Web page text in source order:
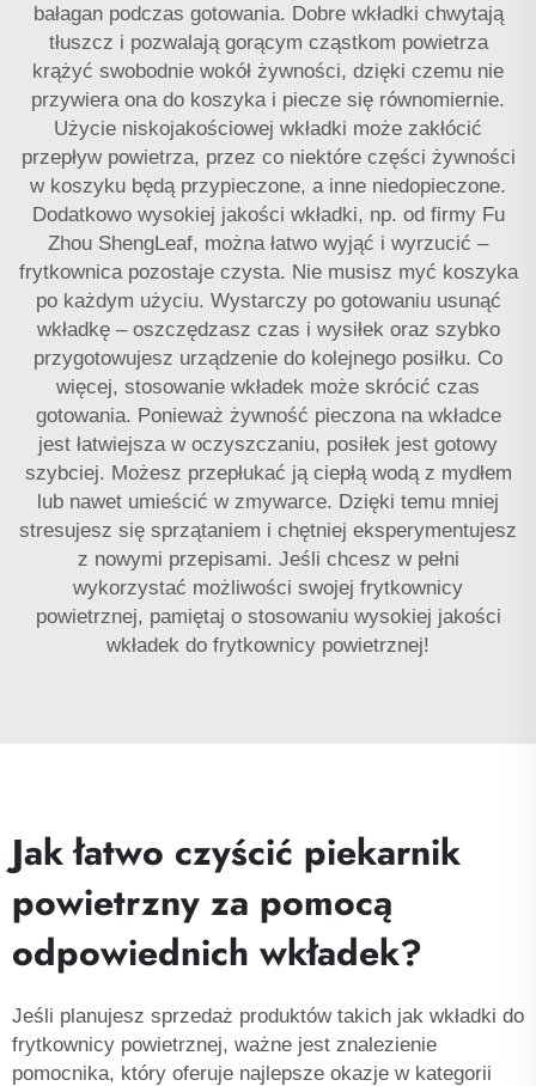
bałagan podczas gotowania. Dobre wkładki chwytają
tłuszcz i pozwalają gorącym cząstkom powietrza
krążyć swobodnie wokół żywności, dzięki czemu nie
przywiera ona do koszyka i piecze się równomiernie.
Użycie niskojakościowej wkładki może zakłócić
przepływ powietrza, przez co niektóre części żywności
w koszyku będą przypieczone, a inne niedopieczone.
Dodatkowo wysokiej jakości wkładki, np. od firmy Fu
Zhou ShengLeaf, można łatwo wyjąć i wyrzucić –
frytkownica pozostaje czysta. Nie musisz myć koszyka
po każdym użyciu. Wystarczy po gotowaniu usunąć
wkładkę – oszczędzasz czas i wysiłek oraz szybko
przygotowujesz urządzenie do kolejnego posiłku. Co
więcej, stosowanie wkładek może skrócić czas
gotowania. Ponieważ żywność pieczona na wkładce
jest łatwiejsza w oczyszczaniu, posiłek jest gotowy
szybciej. Możesz przepłukać ją ciepłą wodą z mydłem
lub nawet umieścić w zmywarce. Dzięki temu mniej
stresujesz się sprzątaniem i chętniej eksperymentujesz
z nowymi przepisami. Jeśli chcesz w pełni
wykorzystać możliwości swojej frytkownicy
powietrznej, pamiętaj o stosowaniu wysokiej jakości
wkładek do frytkownicy powietrznej!
Jak łatwo czyścić piekarnik
powietrzny za pomocą
odpowiednich wkładek?
Jeśli planujesz sprzedaż produktów takich jak wkładki do
frytkownicy powietrznej, ważne jest znalezienie
pomocnika, który oferuje najlepsze okazje w kategorii